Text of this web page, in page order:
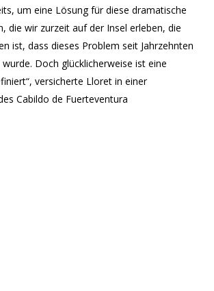
um eine Lösung für diese dramatische
die wir zurzeit auf der Insel erleben, die
ist, dass dieses Problem seit Jahrzehnten
Doch glücklicherweise ist eine
versicherte Lloret in einer
Cabildo de Fuerteventura